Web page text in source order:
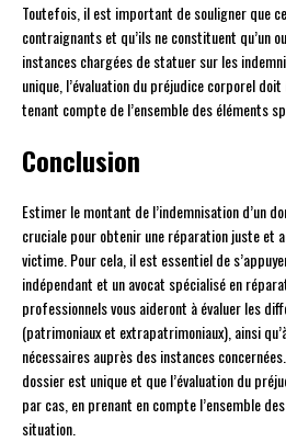
Toutefois, il est important de souligner que
contraignants et qu’ils ne constituent qu’un
instances chargées de statuer sur les
unique, l’évaluation du préjudice corporel
tenant compte de l’ensemble des éléments
Conclusion
Estimer le montant de l’indemnisation d’un
cruciale pour obtenir une réparation juste et
victime. Pour cela, il est essentiel de
indépendant et un avocat spécialisé en
professionnels vous aideront à évaluer les
(patrimoniaux et extrapatrimoniaux), ainsi
nécessaires auprès des instances
dossier est unique et que l’évaluation du
par cas, en prenant en compte l’ensemble
situation.